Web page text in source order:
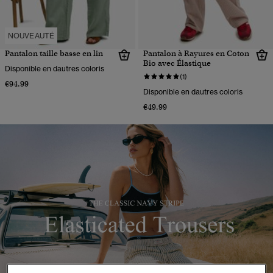
NOUVEAUTÉ
Pantalon taille basse en lin
Disponible en dautres coloris
€94.99
Pantalon à Rayures en Coton
Bio avec Élastique
(1)
Disponible en dautres coloris
€49.99